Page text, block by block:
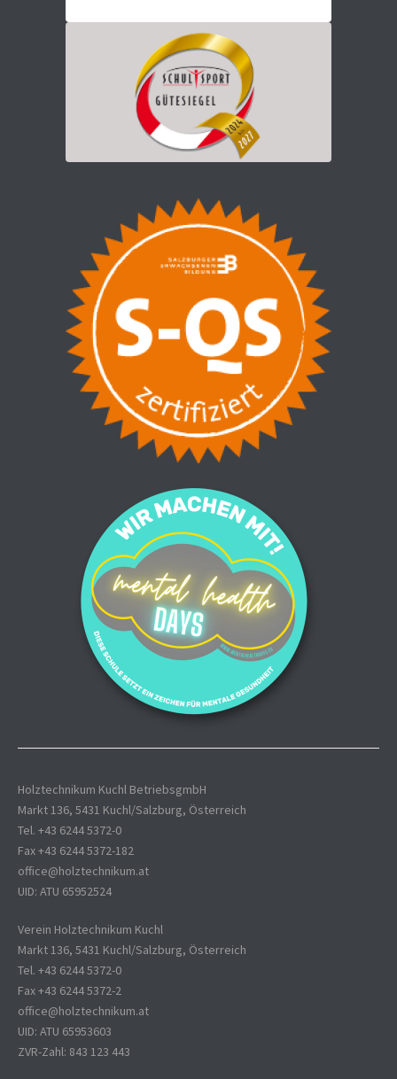
Holztechnikum Kuchl BetriebsgmbH
Markt 136, 5431 Kuchl/Salzburg, Österreich
Tel. +43 6244 5372-0
Fax +43 6244 5372-182
office@holztechnikum.at
UID: ATU 65952524
Verein Holztechnikum Kuchl
Markt 136, 5431 Kuchl/Salzburg, Österreich
Tel. +43 6244 5372-0
Fax +43 6244 5372-2
office@holztechnikum.at
UID: ATU 65953603
ZVR-Zahl: 843 123 443